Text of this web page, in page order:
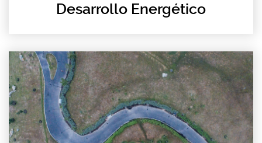
Desarrollo Energético